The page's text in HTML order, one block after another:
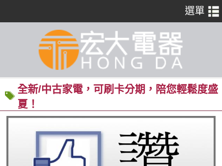
全新/中古家電，可刷卡分期，陪您輕鬆度盛
夏！